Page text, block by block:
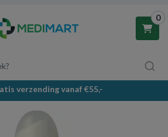
0
verzending vanaf €55,-